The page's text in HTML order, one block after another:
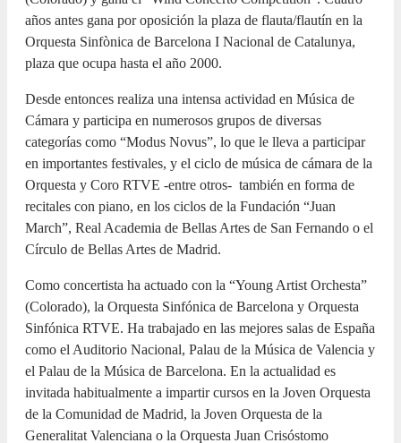
años antes gana por oposición la plaza de flauta/flautín en la
Orquesta Sinfònica de Barcelona I Nacional de Catalunya,
plaza que ocupa hasta el año 2000.
Desde entonces realiza una intensa actividad en Música de
Cámara y participa en numerosos grupos de diversas
categorías como “Modus Novus”, lo que le lleva a participar
en importantes festivales, y el ciclo de música de cámara de la
Orquesta y Coro RTVE -entre otros- también en forma de
recitales con piano, en los ciclos de la Fundación “Juan
March”, Real Academia de Bellas Artes de San Fernando o el
Círculo de Bellas Artes de Madrid.
Como concertista ha actuado con la “Young Artist Orchesta”
(Colorado), la Orquesta Sinfónica de Barcelona y Orquesta
Sinfónica RTVE. Ha trabajado en las mejores salas de España
como el Auditorio Nacional, Palau de la Música de Valencia y
el Palau de la Música de Barcelona. En la actualidad es
invitada habitualmente a impartir cursos en la Joven Orquesta
de la Comunidad de Madrid, la Joven Orquesta de la
Generalitat Valenciana o la Orquesta Juan Crisóstomo